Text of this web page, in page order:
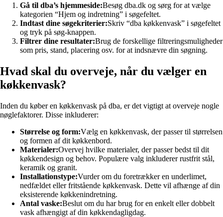
Gå til dba’s hjemmeside:Besøg dba.dk og sørg for at vælge
kategorien “Hjem og indretning” i søgefeltet.
Indtast dine søgekriterier:Skriv “dba køkkenvask” i søgefeltet
og tryk på søg-knappen.
Filtrer dine resultater:Brug de forskellige filtreringsmuligheder
som pris, stand, placering osv. for at indsnævre din søgning.
Hvad skal du overveje, når du vælger en
køkkenvask?
Inden du køber en køkkenvask på dba, er det vigtigt at overveje nogle
nøglefaktorer. Disse inkluderer:
Størrelse og form:Vælg en køkkenvask, der passer til størrelsen
og formen af dit køkkenbord.
Materialer:Overvej hvilke materialer, der passer bedst til dit
køkkendesign og behov. Populære valg inkluderer rustfrit stål,
keramik og granit.
Installationstype:Vurder om du foretrækker en underlimet,
nedfældet eller fritstående køkkenvask. Dette vil afhænge af din
eksisterende køkkenindretning.
Antal vaske:Beslut om du har brug for en enkelt eller dobbelt
vask afhængigt af din køkkendagligdag.